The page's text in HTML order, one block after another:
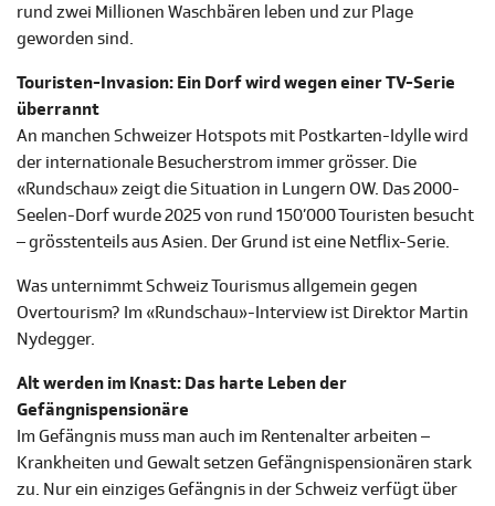
rund zwei Millionen Waschbären leben und zur Plage
geworden sind.
Touristen-Invasion: Ein Dorf wird wegen einer TV-Serie
überrannt
An manchen Schweizer Hotspots mit Postkarten-Idylle wird
der internationale Besucherstrom immer grösser. Die
«Rundschau» zeigt die Situation in Lungern OW. Das 2000-
Seelen-Dorf wurde 2025 von rund 150’000 Touristen besucht
– grösstenteils aus Asien. Der Grund ist eine Netflix-Serie.
Was unternimmt Schweiz Tourismus allgemein gegen
Overtourism? Im «Rundschau»-Interview ist Direktor Martin
Nydegger.
Alt werden im Knast: Das harte Leben der
Gefängnispensionäre
Im Gefängnis muss man auch im Rentenalter arbeiten –
Krankheiten und Gewalt setzen Gefängnispensionären stark
zu. Nur ein einziges Gefängnis in der Schweiz verfügt über